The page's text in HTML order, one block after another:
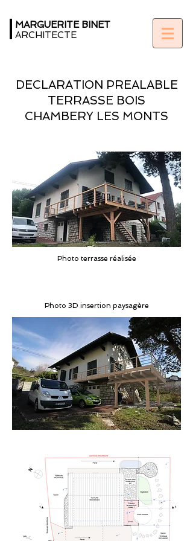
MARGUERITE BINET
ARCHITECTE
DECLARATION PREALABLE
TERRASSE BOIS
CHAMBERY LES MONTS
Photo terrasse réalisée
Photo 3D insertion paysagère